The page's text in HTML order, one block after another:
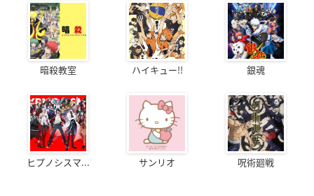
暗殺教室 ハイキュー!! 銀魂
ヒプノシスマ... サンリオ 呪術廻戦